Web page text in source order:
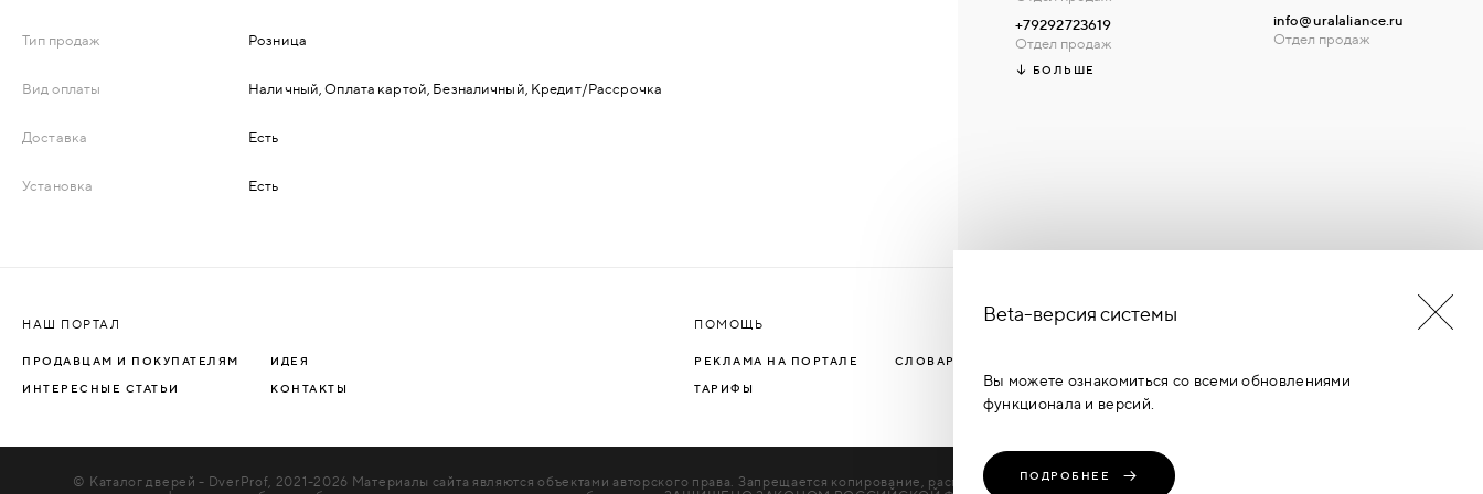
ДЕРЕВЯННЫЕ
ПЛАСТИКОВЫЕ
Тип продаж Розница
Вид оплаты Наличный, Оплата картой, Безналичный, Кредит/Рассрочка
Доставка Есть
Установка Есть
+79292723619
Отдел продаж
БОЛЬШЕ
info@uralaliance.ru
Отдел продаж
НАШ ПОРТАЛ
ПРОДАВЦАМ И ПОКУПАТЕЛЯМ ИДЕЯ
ИНТЕРЕСНЫЕ СТАТЬИ КОНТАКТЫ
ПОМОЩЬ
РЕКЛАМА НА ПОРТАЛЕ СЛОВАРЬ ТЕРМИНОВ
ТАРИФЫ
БУДЬ В КУРСЕ НОВОСТЕЙ
© Каталог дверей - DverProf, 2021-2026 Материалы сайта являются объектами авторского права. Запрещается копирование, распространение, любое
Beta-версия системы
Вы можете ознакомиться со всеми обновлениями
функционала и версий.
ПОДРОБНЕЕ